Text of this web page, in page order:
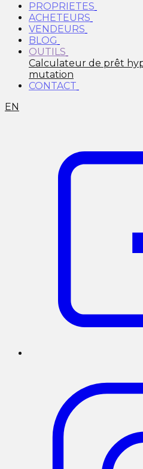
PROPRIETES
ACHETEURS
VENDEURS
BLOG
OUTILS
Calculateur de prêt
mutation
CONTACT
EN